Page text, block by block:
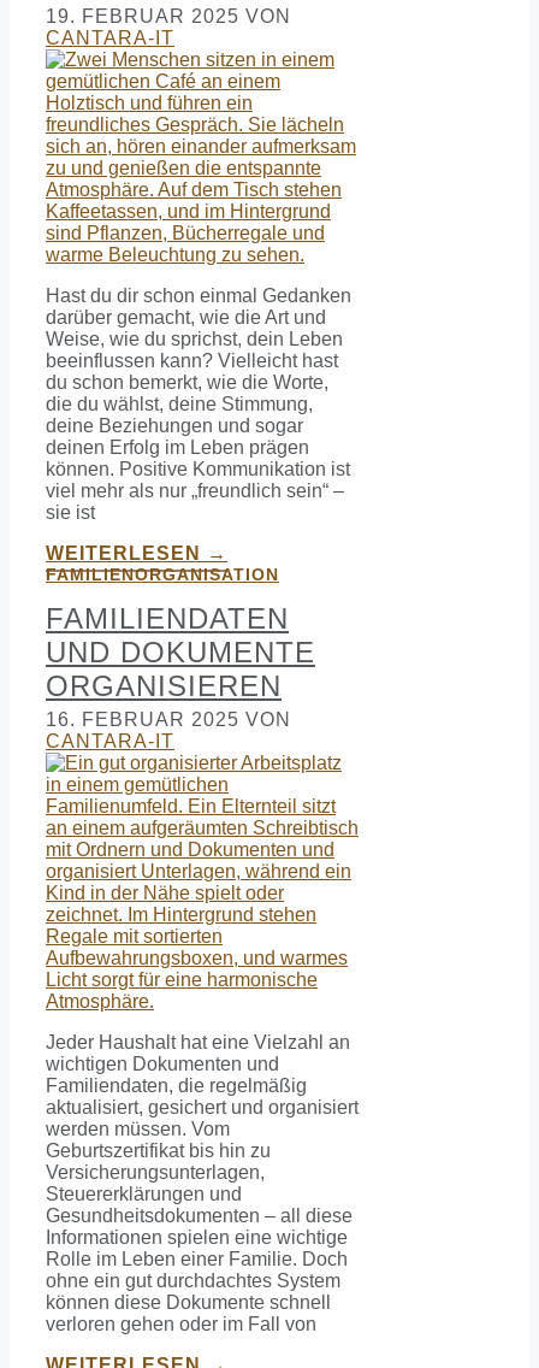
19. FEBRUAR 2025 VON
CANTARA-IT
Hast du dir schon einmal Gedanken
darüber gemacht, wie die Art und
Weise, wie du sprichst, dein Leben
beeinflussen kann? Vielleicht hast
du schon bemerkt, wie die Worte,
die du wählst, deine Stimmung,
deine Beziehungen und sogar
deinen Erfolg im Leben prägen
können. Positive Kommunikation ist
viel mehr als nur „freundlich sein“ –
sie ist
WEITERLESEN →
FAMILIENORGANISATION
FAMILIENDATEN
UND DOKUMENTE
ORGANISIEREN
16. FEBRUAR 2025 VON
CANTARA-IT
Jeder Haushalt hat eine Vielzahl an
wichtigen Dokumenten und
Familiendaten, die regelmäßig
aktualisiert, gesichert und organisiert
werden müssen. Vom
Geburtszertifikat bis hin zu
Versicherungsunterlagen,
Steuererklärungen und
Gesundheitsdokumenten – all diese
Informationen spielen eine wichtige
Rolle im Leben einer Familie. Doch
ohne ein gut durchdachtes System
können diese Dokumente schnell
verloren gehen oder im Fall von